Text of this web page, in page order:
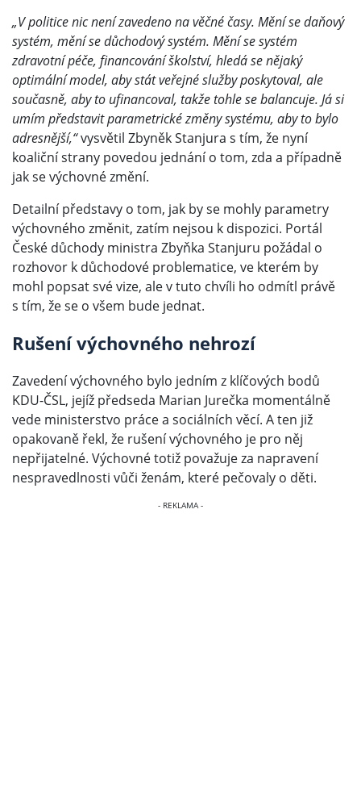
„V politice nic není zavedeno na věčné časy. Mění se daňový
systém, mění se důchodový systém. Mění se systém
zdravotní péče, financování školství, hledá se nějaký
optimální model, aby stát veřejné služby poskytoval, ale
současně, aby to ufinancoval, takže tohle se balancuje. Já si
umím představit parametrické změny systému, aby to bylo
adresnější,“vysvětil Zbyněk Stanjura s tím, že nyní
koaliční strany povedou jednání o tom, zda a případně
jak se výchovné změní.
Detailní představy o tom, jak by se mohly parametry
výchovného změnit, zatím nejsou k dispozici. Portál
České důchody ministra Zbyňka Stanjuru požádal o
rozhovor k důchodové problematice, ve kterém by
mohl popsat své vize, ale v tuto chvíli ho odmítl právě
s tím, že se o všem bude jednat.
Rušení výchovného nehrozí
Zavedení výchovného bylo jedním z klíčových bodů
KDU-ČSL, jejíž předseda Marian Jurečka momentálně
vede ministerstvo práce a sociálních věcí. A ten již
opakovaně řekl, že rušení výchovného je pro něj
nepřijatelné. Výchovné totiž považuje za napravení
nespravedlnosti vůči ženám, které pečovaly o děti.